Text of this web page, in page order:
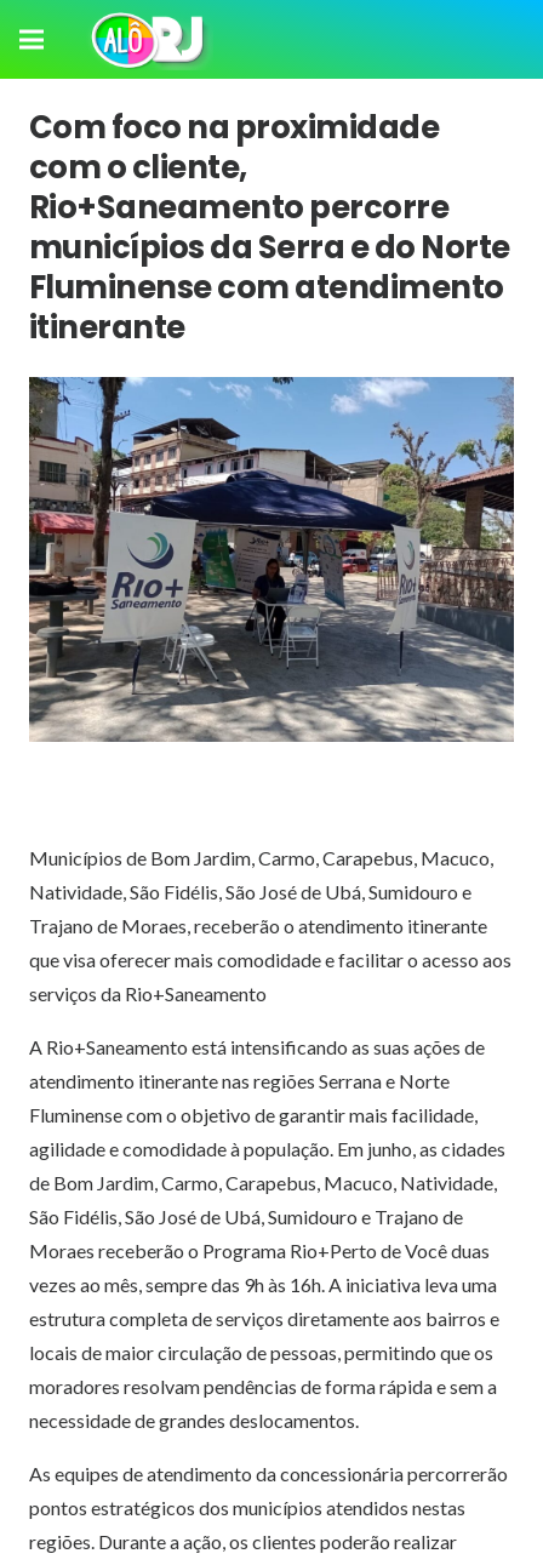
Com foco na proximidade
com o cliente,
Rio+Saneamento percorre
municípios da Serra e do Norte
Fluminense com atendimento
itinerante
Municípios de Bom Jardim, Carmo, Carapebus, Macuco,
Natividade, São Fidélis, São José de Ubá, Sumidouro e
Trajano de Moraes, receberão o atendimento itinerante
que visa oferecer mais comodidade e facilitar o acesso aos
serviços da Rio+Saneamento
A Rio+Saneamento está intensificando as suas ações de
atendimento itinerante nas regiões Serrana e Norte
Fluminense com o objetivo de garantir mais facilidade,
agilidade e comodidade à população. Em junho, as cidades
de Bom Jardim, Carmo, Carapebus, Macuco, Natividade,
São Fidélis, São José de Ubá, Sumidouro e Trajano de
Moraes receberão o Programa Rio+Perto de Você duas
vezes ao mês, sempre das 9h às 16h. A iniciativa leva uma
estrutura completa de serviços diretamente aos bairros e
locais de maior circulação de pessoas, permitindo que os
moradores resolvam pendências de forma rápida e sem a
necessidade de grandes deslocamentos.
As equipes de atendimento da concessionária percorrerão
pontos estratégicos dos municípios atendidos nestas
regiões. Durante a ação, os clientes poderão realizar